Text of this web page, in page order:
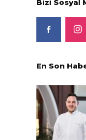
Bizi Sosyal
En Son